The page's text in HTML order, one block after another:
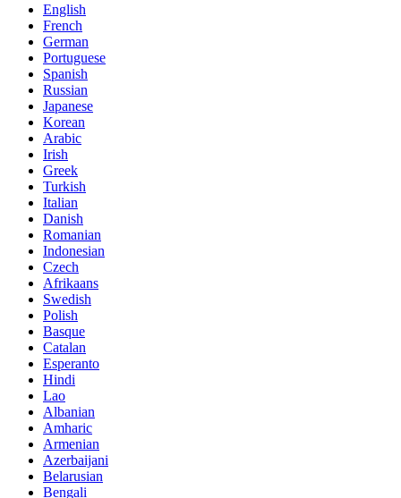
English
French
German
Portuguese
Spanish
Russian
Japanese
Korean
Arabic
Irish
Greek
Turkish
Italian
Danish
Romanian
Indonesian
Czech
Afrikaans
Swedish
Polish
Basque
Catalan
Esperanto
Hindi
Lao
Albanian
Amharic
Armenian
Azerbaijani
Belarusian
Bengali